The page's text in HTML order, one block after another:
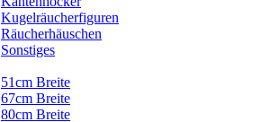
Kugelräucherfiguren
Räucherhäuschen
Sonstiges
51cm Breite
67cm Breite
80cm Breite